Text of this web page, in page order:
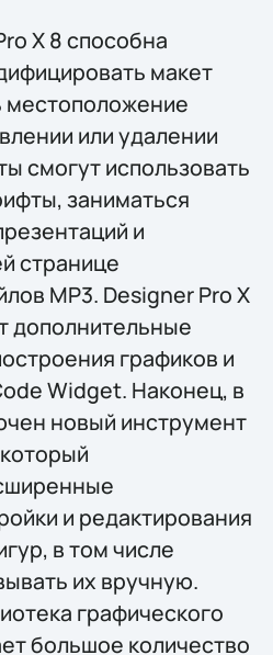
X 8 способна
макет
местоположение
или удалении
смогут использовать
заниматься
и
странице
MP3. Designer Pro X
дополнительные
графиков и
Widget. Наконец, в
новый инструмент
и редактирования
в том числе
их вручную.
графического
большое количество